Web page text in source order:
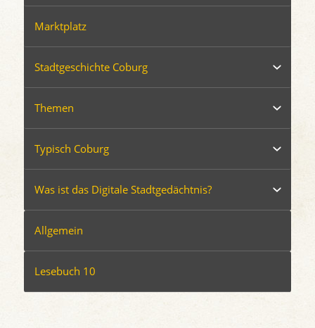
Marktplatz
Stadtgeschichte Coburg
Themen
Typisch Coburg
Was ist das Digitale Stadtgedächtnis?
Allgemein
Lesebuch 10